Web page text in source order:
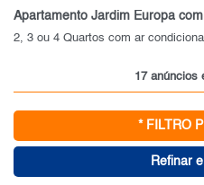
2, 3 ou 4 Quartos com ar
17 anúncios
* FILTRO
Refinar